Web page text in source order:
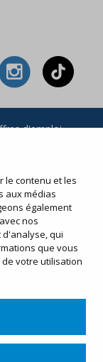
le contenu et les
aux médias
également
nos
qui
que vous
votre utilisation
d'emploi